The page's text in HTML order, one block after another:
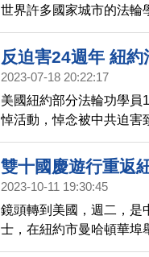
世界許多國家城市的法輪
城市在本周末兩天舉行集
頓DC，將舉行盛大遊行。
反迫害24週年 紐
2023-07-18 20:22:17
美國紐約部分法輪功學員
悼活動，悼念被中共迫害
止中共長達24年的非法迫
雙十國慶遊行重返
2023-10-11 19:30:45
鏡頭轉到美國，週二，是
士，在紐約市曼哈頓華埠
年，生日快樂。